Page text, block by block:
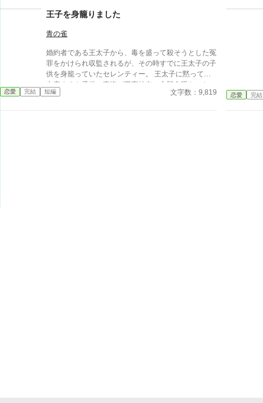
ようで――。
王子を身籠りました
青の雀
婚約者である王太子から、毒を盛って殺そうとした冤
罪をかけられ収監されるが、その時すでに王太子の子
供を身籠っていたセレンティー。 王太子に黙って、
出産するも子供の容姿が王家特有の金髪金眼だった。
再び、王太子が毒を盛られ、死にかけた時、我が子と
恋愛 完結 短編 文字数：9,819 恋愛 完結